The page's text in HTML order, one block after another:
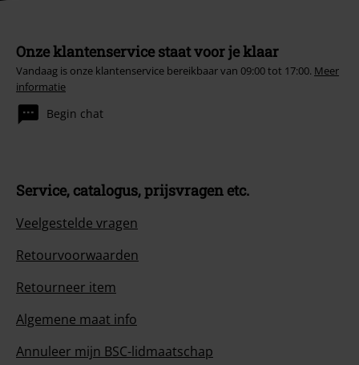
Onze klantenservice staat voor je klaar
Vandaag is onze klantenservice bereikbaar van 09:00 tot 17:00. Meer
informatie
Begin chat
Service, catalogus, prijsvragen etc.
Veelgestelde vragen
Retourvoorwaarden
Retourneer item
Algemene maat info
Annuleer mijn BSC-lidmaatschap